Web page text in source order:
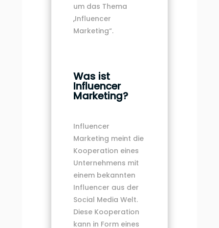
um das Thema
„Influencer
Marketing“.
Was ist
Influencer
Marketing?
Influencer
Marketing meint die
Kooperation eines
Unternehmens mit
einem bekannten
Influencer aus der
Social Media Welt.
Diese Kooperation
kann in Form eines